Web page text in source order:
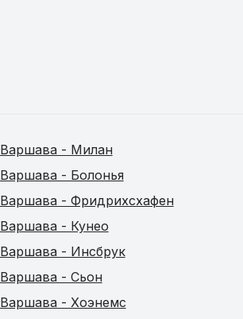
Варшава - Милан
Варшава - Болонья
Варшава - Фридрихсхафен
Варшава - Кунео
Варшава - Инсбрук
Варшава - Сьон
Варшава - Хоэнемс